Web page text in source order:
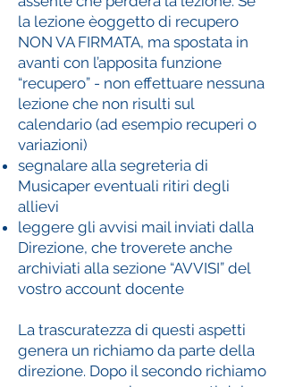
la lezione èoggetto di recupero
NON VA FIRMATA, ma spostata in
avanti con l’apposita funzione
“recupero” - non effettuare nessuna
lezione che non risulti sul
calendario (ad esempio recuperi o
variazioni)
segnalare alla segreteria di
Musicaper eventuali ritiri degli
allievi
leggere gli avvisi mail inviati dalla
Direzione, che troverete anche
archiviati alla sezione “AVVISI” del
vostro account docente
La trascuratezza di questi aspetti
genera un richiamo da parte della
direzione. Dopo il secondo richiamo